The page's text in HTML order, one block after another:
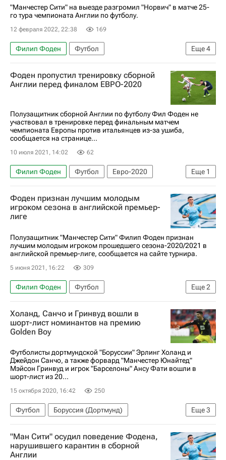
Кевин Де Брёйне
Габриэль Жезус
Бернарду Силва
Карим Бензема
"Манчестер Сити" на выезде разгромил "Норвич" в матче 25-
го тура чемпионата Англии по футболу.
12 февраля 2022, 22:38 169
Еще4
Филип Фоден
Футбол
АПЛ 2026-2027 (Чемпионат Англии по футболу)
Манчестер Сити
Норвич Сити
Фоден пропустил тренировку сборной
Англии перед финалом ЕВРО-2020
Полузащитник сборной Англии по футболу Фил Фоден не
участвовал в тренировке перед финальным матчем
чемпионата Европы против итальянцев из-за ушиба,
сообщается на странице...
10 июля 2021, 14:02 62
Еще 1
Филип Фоден Футбол
Евро-2020
Англия
Фоден признан лучшим молодым
игроком сезона в английской премьер-
лиге
Полузащитник "Манчестер Сити" Филип Фоден признан
лучшим молодым игроком прошедшего сезона-2020/2021 в
английской премьер-лиге, сообщается на сайте турнира.
5 июня 2021, 16:22 309
Еще2
Филип Фоден
Футбол
АПЛ 2026-2027 (Чемпионат Англии по футболу)
Манчестер Сити
Холанд, Санчо и Гринвуд вошли в
шорт-лист номинантов на премию
Golden Boy
Футболисты дортмундской "Боруссии" Эрлинг Холанд и
Джейдон Санчо, а также форвард "Манчестер Юнайтед"
Мэйсон Гринвуд и игрок "Барселоны" Ансу Фати вошли в
шорт-лист из 20...
15 октября 2020, 16:42 250
Еще3
Футбол
Боруссия (Дортмунд)
Мейсон Гринвуд
Джейдон Санчо
Эрлинг Холанд
"Ман Сити" осудил поведение Фодена,
нарушившего карантин в сборной
Англии